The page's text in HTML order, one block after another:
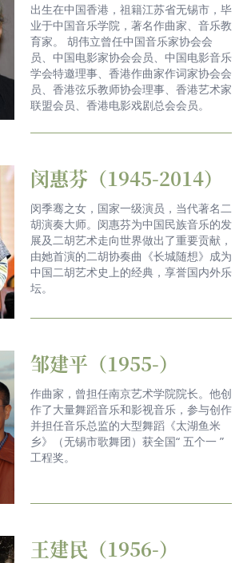
出生在中国香港，祖籍江苏省无锡市，毕
业于中国音乐学院，著名作曲家、音乐教
育家。 胡伟立曾任中国音乐家协会会
员、中国电影家协会会员、中国电影音乐
学会特邀理事、香港作曲家作词家协会会
员、香港弦乐教师协会理事、香港艺术家
联盟会员、香港电影戏剧总会会员。
闵惠芬（1945-2014）
闵季骞之女，国家一级演员，当代著名二
胡演奏大师。闵惠芬为中国民族音乐的发
展及二胡艺术走向世界做出了重要贡献，
由她首演的二胡协奏曲《长城随想》成为
中国二胡艺术史上的经典，享誉国内外乐
坛。
邹建平（1955-）
作曲家，曾担任南京艺术学院院长。他创
作了大量舞蹈音乐和影视音乐，参与创作
并担任音乐总监的大型舞蹈《太湖鱼米
乡》（无锡市歌舞团）获全国“ 五个一 ”
工程奖。
王建民（1956-）